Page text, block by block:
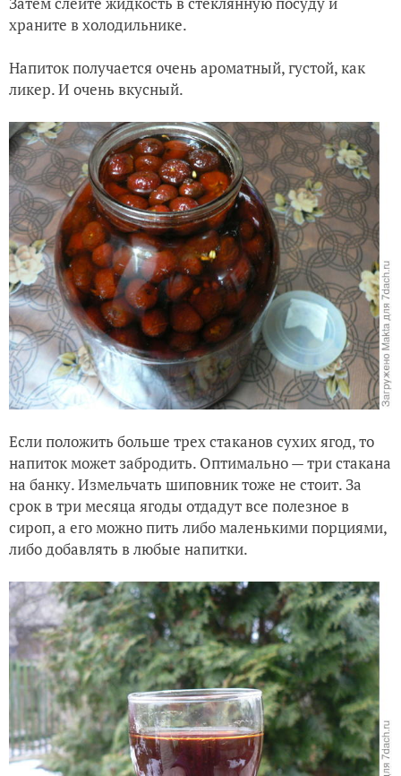
храните в холодильнике.
Напиток получается очень ароматный, густой, как
ликер. И очень вкусный.
Если положить больше трех стаканов сухих ягод, то
напиток может забродить. Оптимально — три стакана
на банку. Измельчать шиповник тоже не стоит. За
срок в три месяца ягоды отдадут все полезное в
сироп, а его можно пить либо маленькими порциями,
либо добавлять в любые напитки.